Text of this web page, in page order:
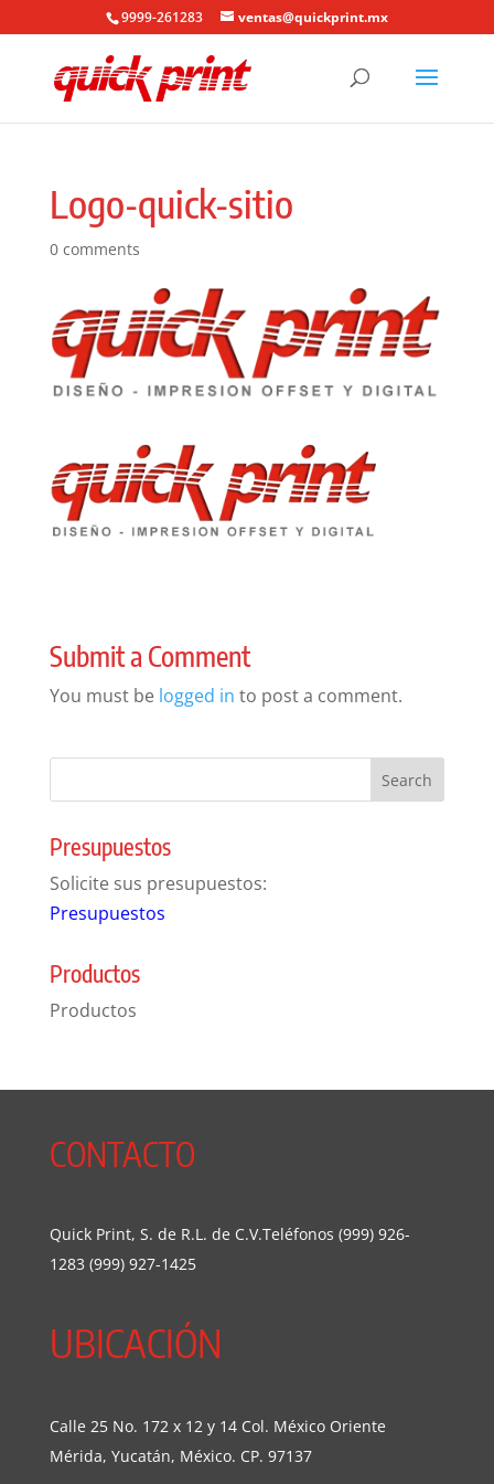
9999-261283 ventas@quickprint.mx
Logo-quick-sitio
0 comments
Submit a Comment
You must be logged in to post a comment.
Presupuestos
Solicite sus presupuestos:
Presupuestos
Productos
Productos
CONTACTO
Quick Print, S. de R.L. de C.V.Teléfonos (999) 926-
1283 (999) 927-1425
UBICACIÓN
Calle 25 No. 172 x 12 y 14 Col. México Oriente
Mérida, Yucatán, México. CP. 97137